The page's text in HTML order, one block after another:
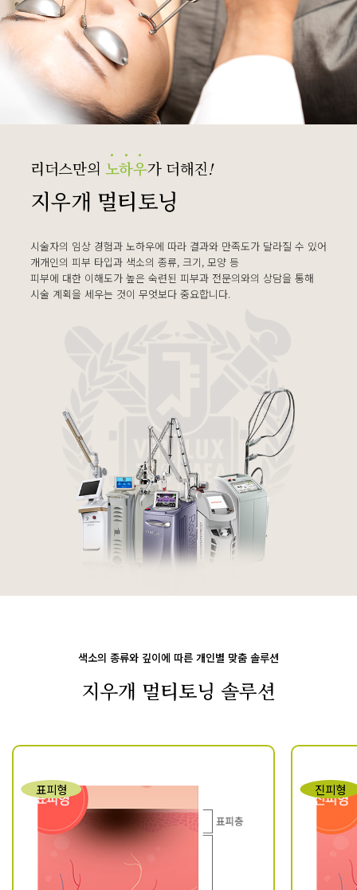
리더스만의 노하우가 더해진!
지우개 멀티토닝
시술자의 임상 경험과 노하우에 따라 결과와 만족도가 달라질 수 있어
개개인의 피부 타입과 색소의 종류, 크기, 모양 등
피부에 대한 이해도가 높은 숙련된 피부과 전문의와의 상담을 통해
시술 계획을 세우는 것이 무엇보다 중요합니다.
색소의 종류와 깊이에 따른 개인별 맞춤 솔루션
지우개 멀티토닝 솔루션
표피형 진피형